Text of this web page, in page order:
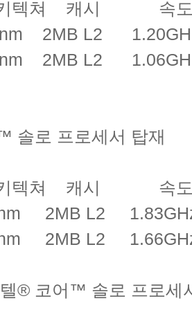
텍쳐 캐시 속도
2MB L2
2MB L2
솔로 프로세서 탑재
텍쳐 캐시 속도
2MB L2
2MB L2
® 코어™ 솔로 프로세